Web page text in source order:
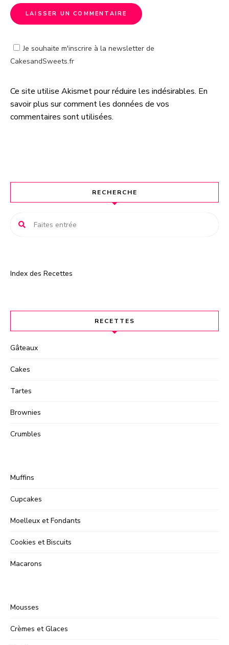
Je souhaite m'inscrire à la newsletter de
CakesandSweets.fr
A
l
t
t
Ce site utilise Akismet pour réduire les indésirables. En
savoir plus sur comment les données de vos
commentaires sont utilisées.
RECHERCHE
Index des Recettes
RECETTES
Gâteaux
Cakes
Tartes
Brownies
Crumbles
Muffins
Cupcakes
Moelleux et Fondants
Cookies et Biscuits
Macarons
Mousses
Crèmes et Glaces